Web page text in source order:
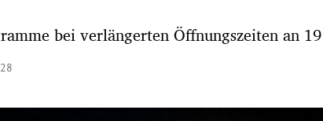
bei verlängerten Öffnungszeiten an